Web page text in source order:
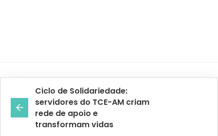
Ciclo de Solidariedade:
servidores do TCE-AM criam
rede de apoio e
transformam vidas